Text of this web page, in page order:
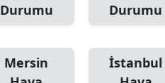
Durumu
Durumu
Mersin
İstanbul